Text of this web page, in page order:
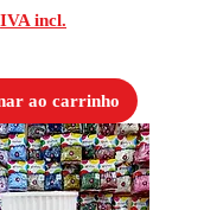
IVA incl.
ao carrinho